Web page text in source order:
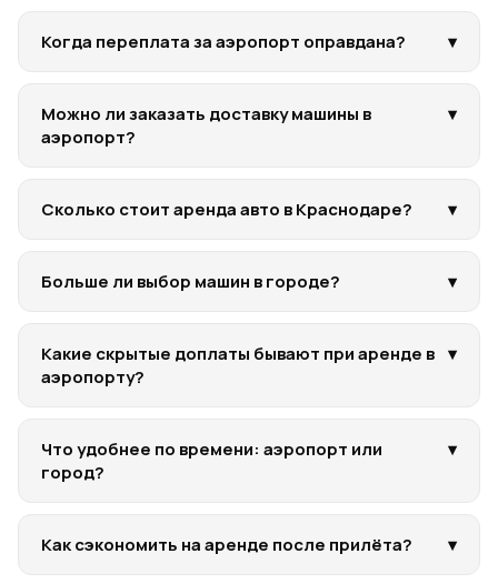
Когда переплата за аэропорт оправдана? ▾
Можно ли заказать доставку машины в
аэропорт?
▾
Сколько стоит аренда авто в Краснодаре? ▾
Больше ли выбор машин в городе? ▾
Какие скрытые доплаты бывают при аренде в
аэропорту?
▾
Что удобнее по времени: аэропорт или
город?
▾
Как сэкономить на аренде после прилёта? ▾